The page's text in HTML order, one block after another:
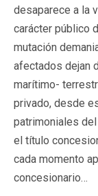
desaparece a la
carácter público
mutación
afectados dejan
marítimo-
privado, desde
patrimoniales
el título
cada momento
concesionario…